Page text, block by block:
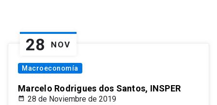
28 NOV
Macroeconomía
Marcelo Rodrigues dos Santos, INSPER
28 de Noviembre de 2019